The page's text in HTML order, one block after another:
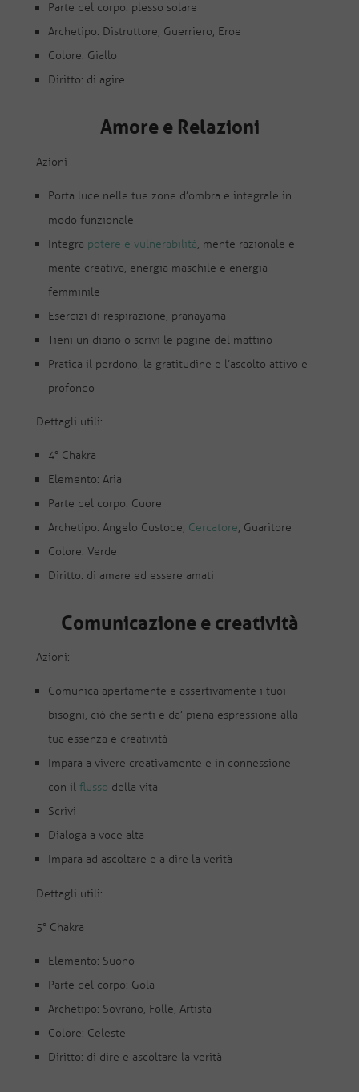
Parte del corpo: plesso solare
Archetipo: Distruttore, Guerriero, Eroe
Colore: Giallo
Diritto: di agire
Amore e Relazioni
Azioni
Porta luce nelle tue zone d’ombra e integrale in
modo funzionale
Integra potere e vulnerabilità, mente razionale e
mente creativa, energia maschile e energia
femminile
Esercizi di respirazione, pranayama
Tieni un diario o scrivi le pagine del mattino
Pratica il perdono, la gratitudine e l’ascolto attivo e
profondo
Dettagli utili:
4° Chakra
Elemento: Aria
Parte del corpo: Cuore
Archetipo: Angelo Custode, Cercatore, Guaritore
Colore: Verde
Diritto: di amare ed essere amati
Comunicazione e creatività
Azioni:
Comunica apertamente e assertivamente i tuoi
bisogni, ciò che senti e da’ piena espressione alla
tua essenza e creatività
Impara a vivere creativamente e in connessione
con il flusso della vita
Scrivi
Dialoga a voce alta
Impara ad ascoltare e a dire la verità
Dettagli utili:
5° Chakra
Elemento: Suono
Parte del corpo: Gola
Archetipo: Sovrano, Folle, Artista
Colore: Celeste
Diritto: di dire e ascoltare la verità